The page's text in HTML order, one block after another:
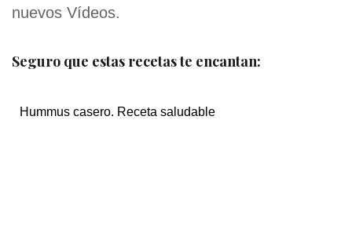
nuevos Vídeos.
Seguro que estas recetas te encantan:
Hummus casero. Receta saludable